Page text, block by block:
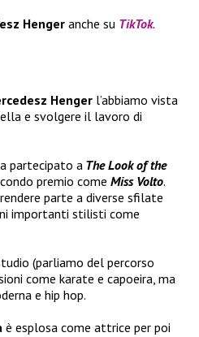
Henger anche su TikTok.
Henger l’abbiamo vista
e svolgere il lavoro di
partecipato a The Look of the
premio come Miss Volto.
parte a diverse sfilate
importanti stilisti come
(parliamo del percorso
come karate e capoeira, ma
e hip hop.
è esplosa come attrice per poi